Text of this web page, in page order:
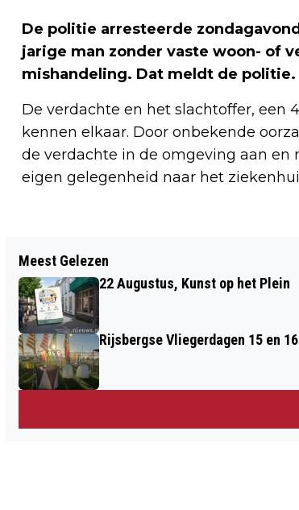
De politie arresteerde
jarige man zonder vaste woon- of
mishandeling. Dat meldt de politie.
De verdachte en het slachtoffer, een
kennen elkaar. Door onbekende
de verdachte in de omgeving aan en
eigen gelegenheid naar het
THUISWERK CENTRALE
“PROBLEMEN BESTAAN NIET, HET
UITDAGINGEN! ”
Meest Gelezen
22 Augustus, Kunst op het Plein
Rijsbergse Vliegerdagen 15 en